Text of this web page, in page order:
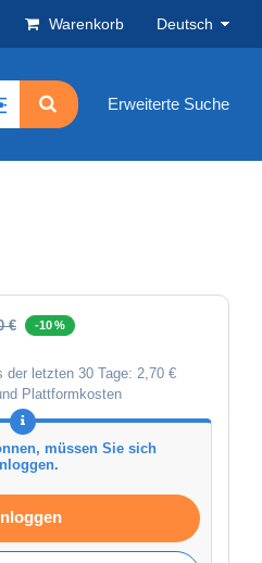
Warenkorb Deutsch
Erweiterte Suche
€ -10 %
der letzten 30 Tage: 2,70 €
Plattformkosten
müssen Sie sich